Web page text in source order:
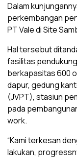
Dalam
perkembangan
PT Vale di Site
Hal tersebut
fasilitas
berkapasitas 600
dapur, gedung
(JVPT), stasiun
pada
work.
“Kami terkesan
lakukan,